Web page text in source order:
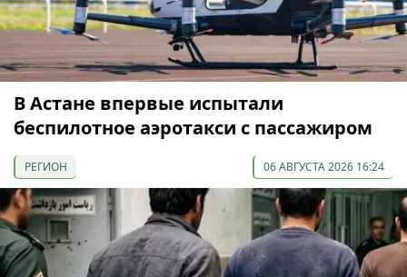
В Астане впервые испытали
беспилотное аэротакси с пассажиром
РЕГИОН 06 АВГУСТА 2026 16:24